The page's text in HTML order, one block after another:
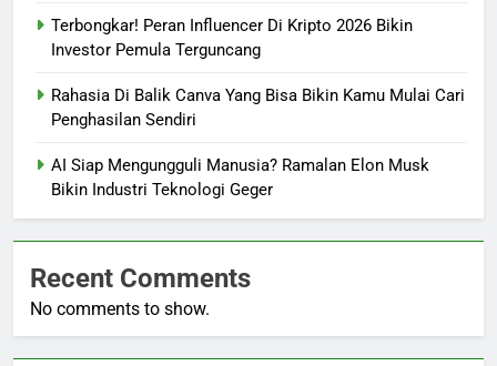
Terbongkar! Peran Influencer Di Kripto 2026 Bikin
Investor Pemula Terguncang
Rahasia Di Balik Canva Yang Bisa Bikin Kamu Mulai Cari
Penghasilan Sendiri
AI Siap Mengungguli Manusia? Ramalan Elon Musk
Bikin Industri Teknologi Geger
Recent Comments
No comments to show.